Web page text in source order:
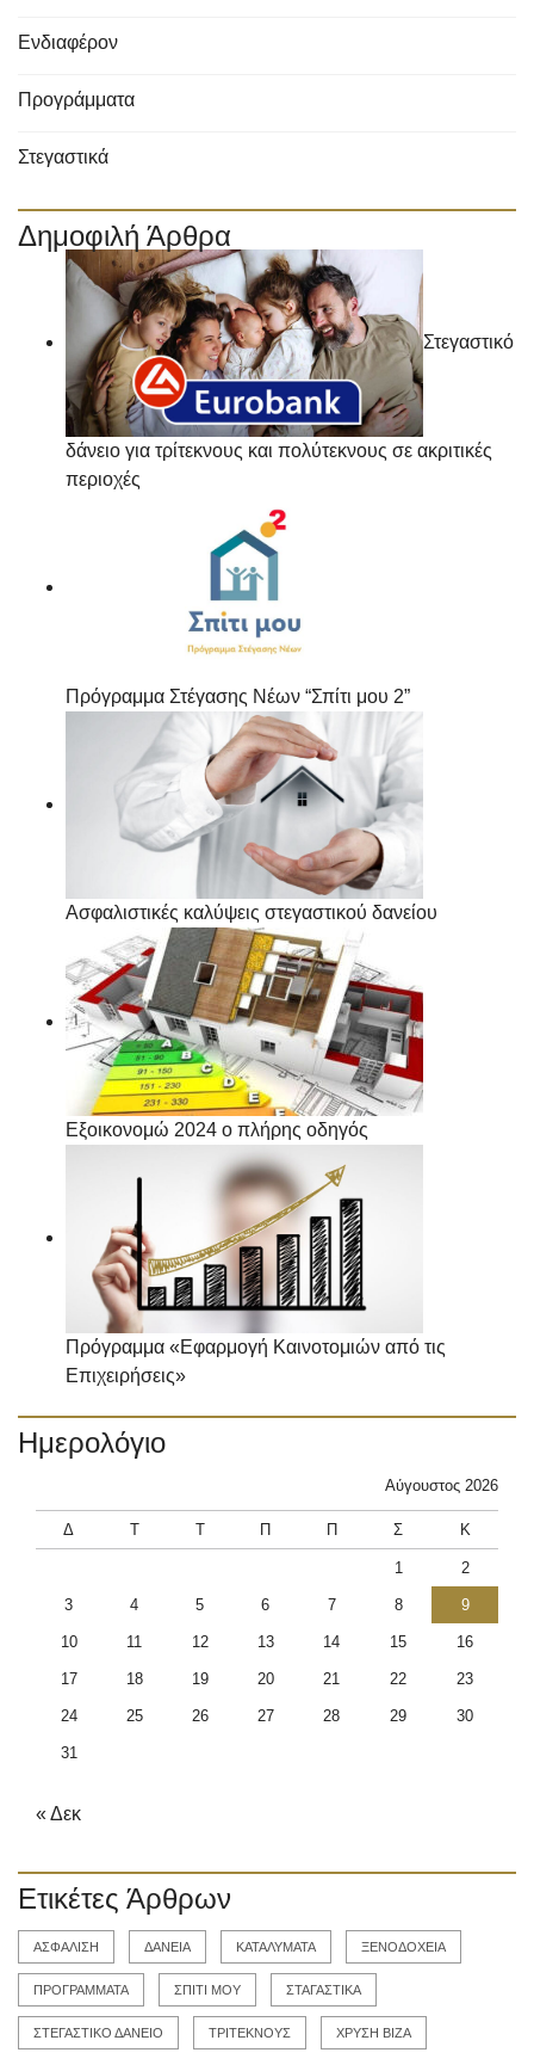
Ενδιαφέρον
Προγράμματα
Στεγαστικά
Δημοφιλή Άρθρα
Στεγαστικό
δάνειο για τρίτεκνους και πολύτεκνους σε ακριτικές
περιοχές
Πρόγραμμα Στέγασης Νέων “Σπίτι μου 2”
Ασφαλιστικές καλύψεις στεγαστικού δανείου
Εξοικονομώ 2024 ο πλήρης οδηγός
Πρόγραμμα «Εφαρμογή Καινοτομιών από τις
Επιχειρήσεις»
Ημερολόγιο
Αύγουστος 2026
Δ Τ Τ Π Π Σ Κ
1 2
3 4 5 6 7 8 9
10 11 12 13 14 15 16
17 18 19 20 21 22 23
24 25 26 27 28 29 30
31
« Δεκ
Ετικέτες Άρθρων
ΑΣΦΑΛΙΣΗ ΔΑΝΕΙΑ ΚΑΤΑΛΥΜΑΤΑ ΞΕΝΟΔΟΧΕΙΑ
ΠΡΟΓΡΑΜΜΑΤΑ ΣΠΙΤΙ ΜΟΥ ΣΤΑΓΑΣΤΙΚΑ
ΣΤΕΓΑΣΤΙΚΟ ΔΑΝΕΙΟ ΤΡΙΤΕΚΝΟΥΣ ΧΡΥΣΗ ΒΙΖΑ